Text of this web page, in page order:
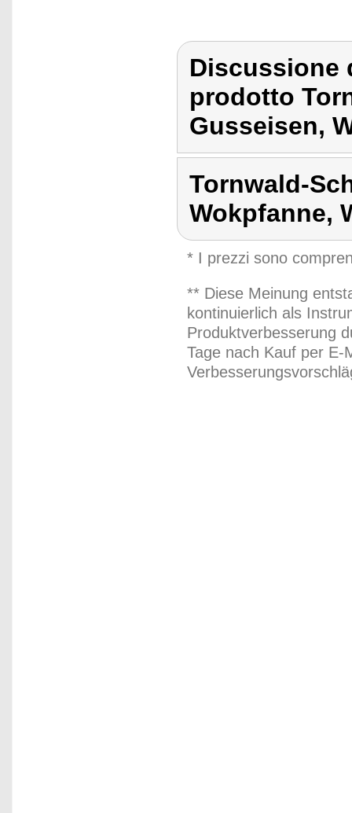
Discussione
prodotto
Gusseisen,
Tornwald-
Wokpfanne,
* I prezzi sono
** Diese Meinung
kontinuierlich als
Produktverbesserung
Tage nach Kauf per E-